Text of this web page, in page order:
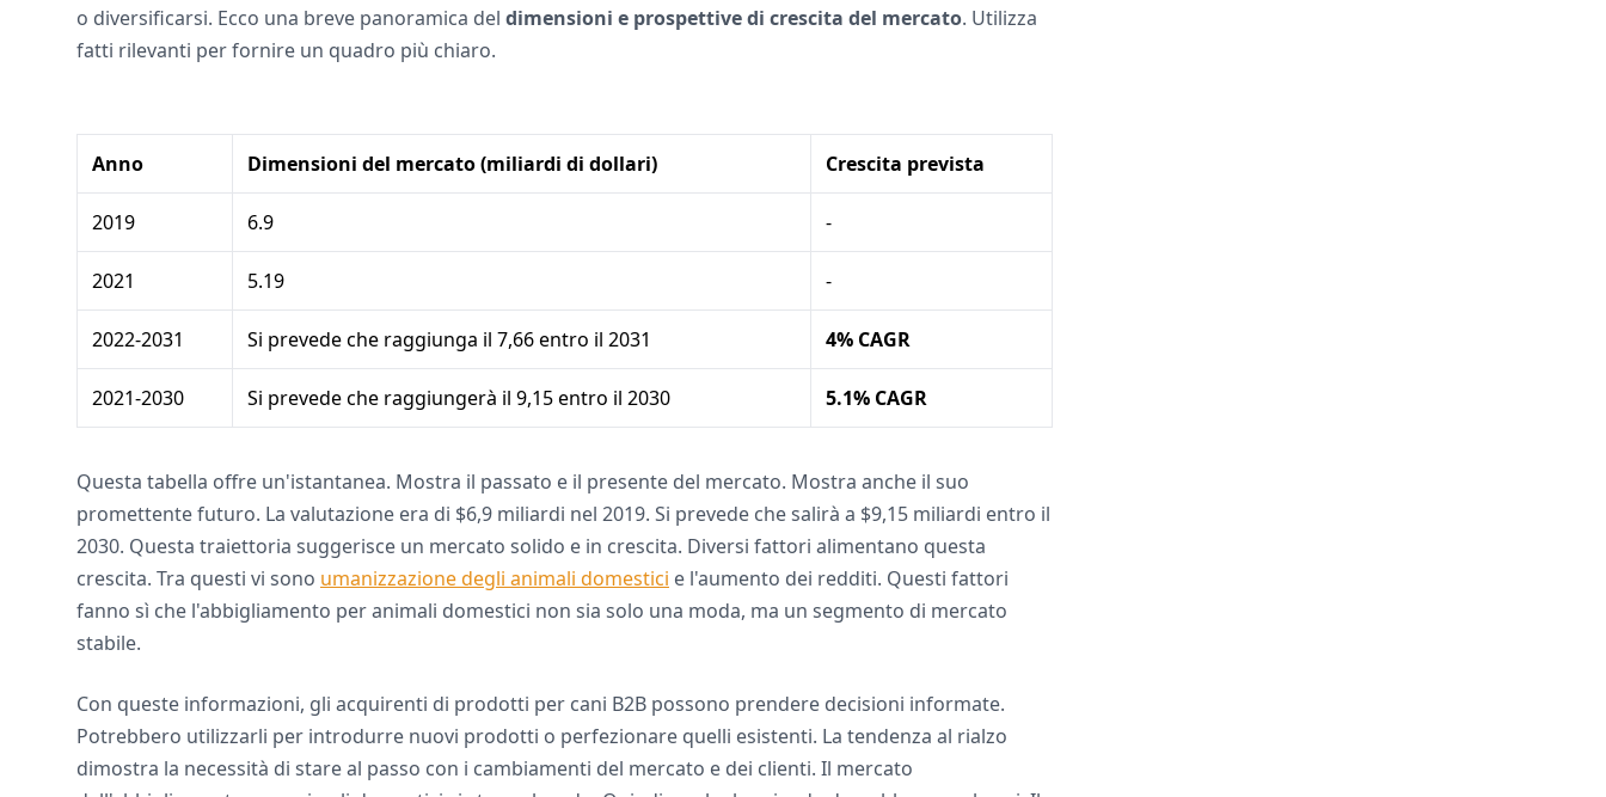
o diversificarsi. Ecco una breve panoramica del dimensioni e prospettive di crescita del mercato. Utilizza
fatti rilevanti per fornire un quadro più chiaro.
Anno Dimensioni del mercato (miliardi di dollari) Crescita prevista
2019 6.9 -
2021 5.19 -
2022-2031 Si prevede che raggiunga il 7,66 entro il 2031 4% CAGR
2021-2030 Si prevede che raggiungerà il 9,15 entro il 2030 5.1% CAGR
Questa tabella offre un'istantanea. Mostra il passato e il presente del mercato. Mostra anche il suo
promettente futuro. La valutazione era di $6,9 miliardi nel 2019. Si prevede che salirà a $9,15 miliardi entro il
2030. Questa traiettoria suggerisce un mercato solido e in crescita. Diversi fattori alimentano questa
crescita. Tra questi vi sono umanizzazione degli animali domestici e l'aumento dei redditi. Questi fattori
fanno sì che l'abbigliamento per animali domestici non sia solo una moda, ma un segmento di mercato
stabile.
Con queste informazioni, gli acquirenti di prodotti per cani B2B possono prendere decisioni informate.
Potrebbero utilizzarli per introdurre nuovi prodotti o perfezionare quelli esistenti. La tendenza al rialzo
dimostra la necessità di stare al passo con i cambiamenti del mercato e dei clienti. Il mercato